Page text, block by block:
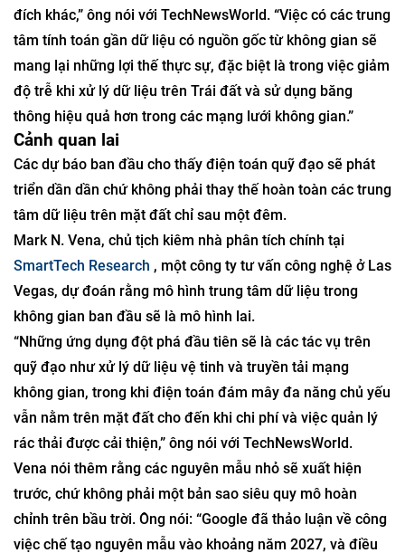
đích khác,” ông nói với TechNewsWorld. “Việc có các trung
tâm tính toán gần dữ liệu có nguồn gốc từ không gian sẽ
mang lại những lợi thế thực sự, đặc biệt là trong việc giảm
độ trễ khi xử lý dữ liệu trên Trái đất và sử dụng băng
thông hiệu quả hơn trong các mạng lưới không gian.”
Cảnh quan lai
Các dự báo ban đầu cho thấy điện toán quỹ đạo sẽ phát
triển dần dần chứ không phải thay thế hoàn toàn các trung
tâm dữ liệu trên mặt đất chỉ sau một đêm.
Mark N. Vena, chủ tịch kiêm nhà phân tích chính tại
SmartTech Research , một công ty tư vấn công nghệ ở Las
Vegas, dự đoán rằng mô hình trung tâm dữ liệu trong
không gian ban đầu sẽ là mô hình lai.
“Những ứng dụng đột phá đầu tiên sẽ là các tác vụ trên
quỹ đạo như xử lý dữ liệu vệ tinh và truyền tải mạng
không gian, trong khi điện toán đám mây đa năng chủ yếu
vẫn nằm trên mặt đất cho đến khi chi phí và việc quản lý
rác thải được cải thiện,” ông nói với TechNewsWorld.
Vena nói thêm rằng các nguyên mẫu nhỏ sẽ xuất hiện
trước, chứ không phải một bản sao siêu quy mô hoàn
chỉnh trên bầu trời. Ông nói: “Google đã thảo luận về công
việc chế tạo nguyên mẫu vào khoảng năm 2027, và điều